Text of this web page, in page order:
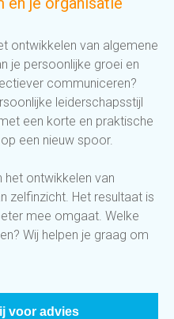
ontwikkelen van algemene
je persoonlijke groei en
communiceren?
leiderschapsstijl
een korte en praktische
een nieuw spoor.
het ontwikkelen van
zelfinzicht. Het resultaat is
mee omgaat. Welke
Wij helpen je graag om
voor advies